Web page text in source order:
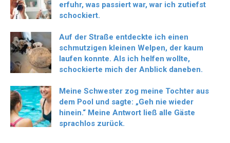
erfuhr, was passiert war, war ich zutiefst
schockiert.
Auf der Straße entdeckte ich einen
schmutzigen kleinen Welpen, der kaum
laufen konnte. Als ich helfen wollte,
schockierte mich der Anblick daneben.
Meine Schwester zog meine Tochter aus
dem Pool und sagte: „Geh nie wieder
hinein.“ Meine Antwort ließ alle Gäste
sprachlos zurück.